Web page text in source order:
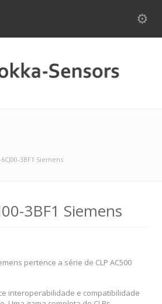
6CJ00-3BF1 Siemens
3BF1 Siemens
pertence a série de CLP AC500
interoperabilidade e compatibilidade